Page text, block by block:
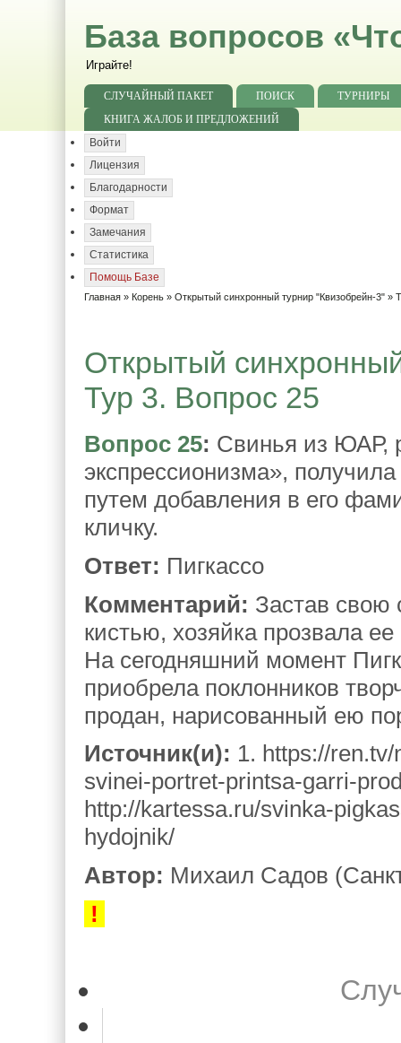
База вопросов
Играйте!
СЛУЧАЙНЫЙ ПАКЕТ ПОИСК
ТУРНИРЫ
КНИГА ЖАЛОБ И ПРЕДЛОЖЕНИЙ
Войти
Лицензия
Благодарности
Формат
Замечания
Статистика
Помощь Базе
Главная » Корень » Открытый синхронный турнир "Квизобрейн-3" »
Открытый
Тур 3. Вопрос 25
Вопрос 25: Свинья из ЮАР,
экспрессионизма», получила
путем добавления в его
кличку.
Ответ: Пигкассо
Комментарий: Застав свою
кистью, хозяйка прозвала
На сегодняшний момент
приобрела поклонников
продан, нарисованный ею
Источник(и): 1. https://
svinei-portret-printsa-garri-
http://kartessa.ru/svinka-
hydojnik/
Автор: Михаил Садов
!